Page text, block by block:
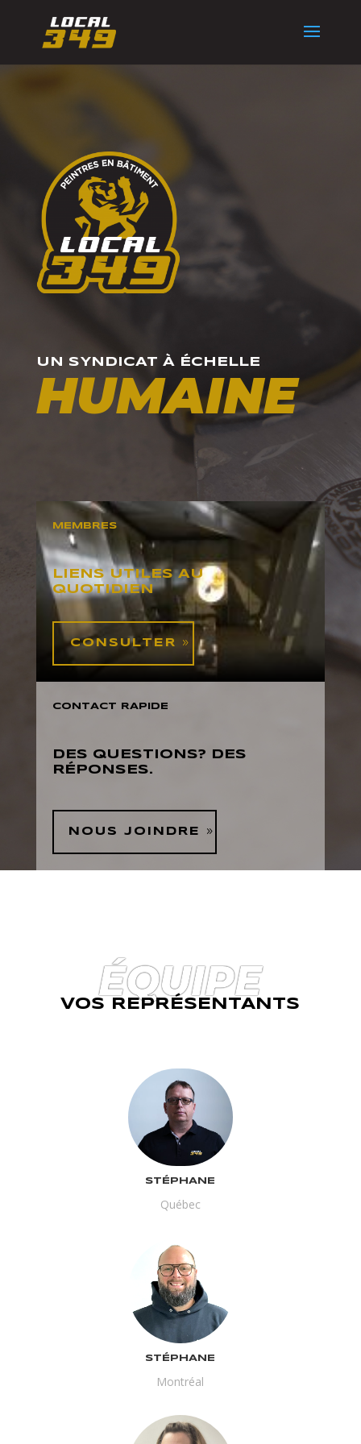
UN SYNDICAT À ÉCHELLE
HUMAINE
MEMBRES
LIENS UTILES AU
QUOTIDIEN
CONSULTER
CONTACT RAPIDE
DES QUESTIONS? DES
RÉPONSES.
NOUS JOINDRE
ÉQUIPE
VOS REPRÉSENTANTS
STÉPHANE
Québec
STÉPHANE
Montréal